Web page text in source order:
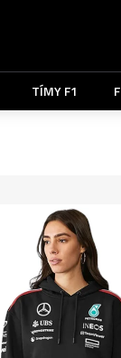
TÍMY F1